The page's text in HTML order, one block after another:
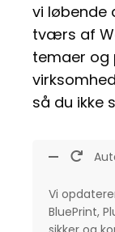
vi løbende
tværs af
temaer og
så du ikke
Vi
BluePrint,